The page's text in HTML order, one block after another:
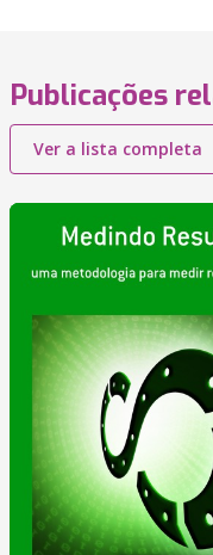
Publicações
Ver a lista completa